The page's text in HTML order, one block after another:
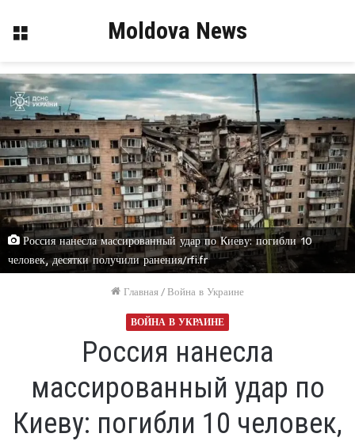
Меню Moldova News
Россия нанесла массированный удар по Киеву: погибли 10
человек, десятки получили ранения/rfi.fr
Главная /Война в Украине
ВОЙНА В УКРАИНЕ
Россия нанесла
массированный удар по
Киеву: погибли 10 человек,